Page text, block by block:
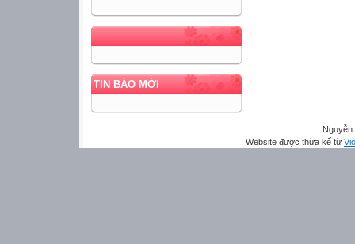
TIN BÁO MỚI
Website được thừa kế từ